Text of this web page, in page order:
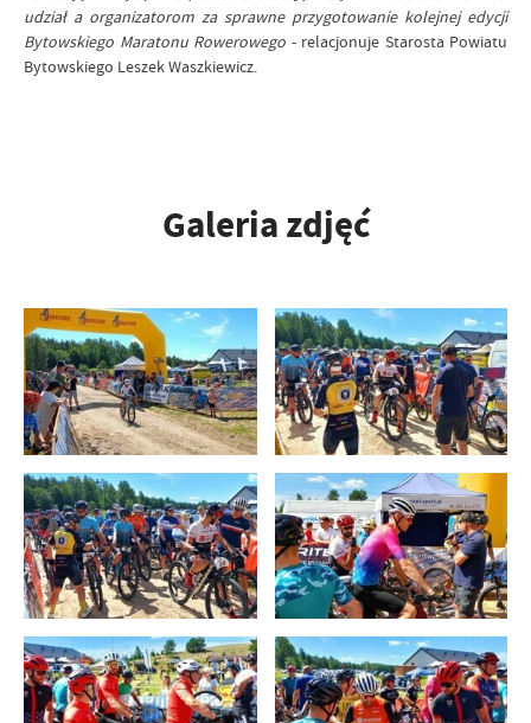
udział a organizatorom za sprawne przygotowanie kolejnej edycji
Bytowskiego Maratonu Rowerowego - relacjonuje Starosta Powiatu
Bytowskiego Leszek Waszkiewicz.
Galeria zdjęć